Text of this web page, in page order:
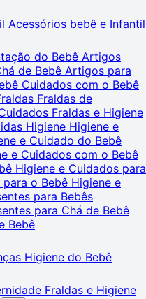
Acessórios bebê e Infantil
do Bebê Artigos
de Bebê Artigos para
Cuidados com o Bebê
Fraldas de
Fraldas e Higiene
Higiene Higiene e
e Cuidado do Bebê
e Cuidados com o Bebê
Higiene e Cuidados para
o Bebê Higiene e
para Bebês
para Chá de Bebê
Bebê
Higiene do Bebê
Fraldas e Higiene